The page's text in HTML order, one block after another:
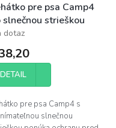
pre psa Camp4
slnečnou strieškou
dotaz
DETAIL
pre psa Camp4 s
slnečnou